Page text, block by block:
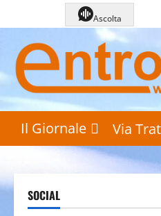
al
contenuto
Il Giornale Via
SOCIAL
Ascolta